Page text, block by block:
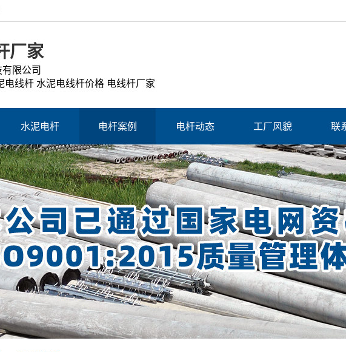
厂家
限公司
电线杆 水泥电线杆价格 电线杆厂家
水泥电杆 电杆案例 电杆动态 工厂风貌 联